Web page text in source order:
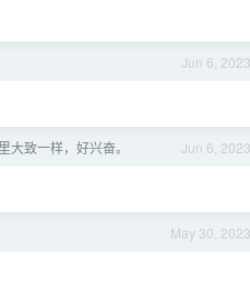
Jun 6, 2023
Jun 6, 2023
致一样，好兴奋。
May 30, 2023